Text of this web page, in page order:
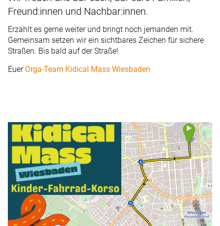
Freund:innen und Nachbar:innen.
Erzählt es gerne weiter und bringt noch jemanden mit.
Gemeinsam setzen wir ein sichtbares Zeichen für sichere
Straßen. Bis bald auf der Straße!
Euer Orga-Team Kidical Mass Wiesbaden